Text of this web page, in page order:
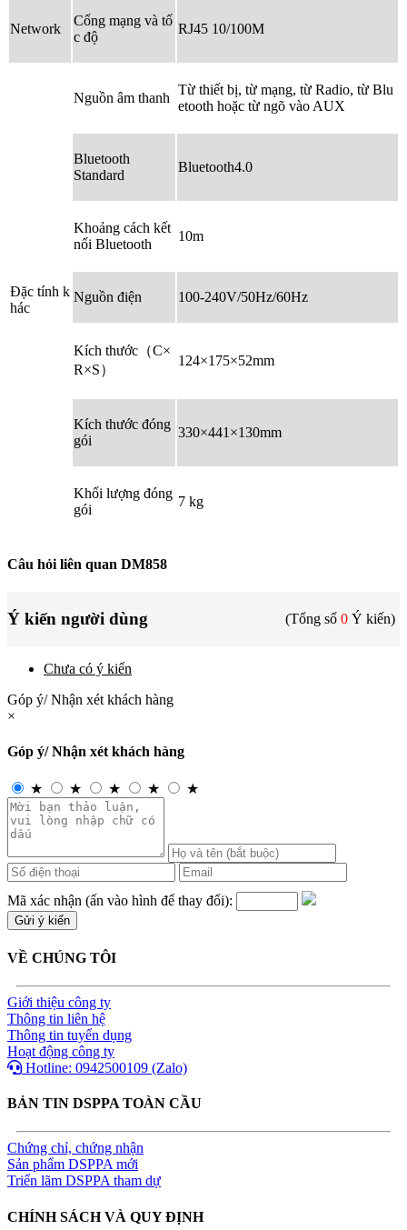
Network
Cổng mạng và tố
c độ
RJ45 10/100M
Đặc tính k
hác
Nguồn âm thanh
Từ thiết bị, từ mạng, từ Radio, từ Blu
etooth hoặc từ ngõ vào AUX
Bluetooth
Standard
Bluetooth4.0
Khoảng cách kết
nối Bluetooth
10m
Nguồn điện 100-240V/50Hz/60Hz
Kích thước（C×
R×S）
124×175×52mm
Kích thước đóng
gói
330×441×130mm
Khối lượng đóng
gói
7 kg
Câu hỏi liên quan DM858
Ý kiến người dùng (Tổng số 0 Ý kiến)
Chưa có ý kiến
Góp ý/ Nhận xét khách hàng
×
Góp ý/ Nhận xét khách hàng
★ ★ ★ ★ ★
Mã xác nhận (ấn vào hình để thay đổi):
VỀ CHÚNG TÔI
Giới thiệu công ty
Thông tin liên hệ
Thông tin tuyển dụng
Hoạt động công ty
Hotline: 0942500109 (Zalo)
BẢN TIN DSPPA TOÀN CẦU
Chứng chỉ, chứng nhận
Sản phẩm DSPPA mới
Triển lãm DSPPA tham dự
CHÍNH SÁCH VÀ QUY ĐỊNH